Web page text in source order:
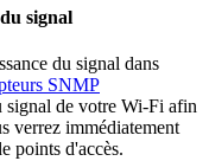
signal
du signal dans
SNMP
signal de votre Wi-Fi afin
verrez immédiatement
points d'accès.